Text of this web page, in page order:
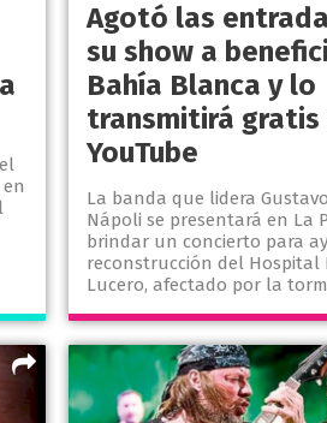
Agotó las
su show a
Bahía Blanca y lo
transmitirá gratis
YouTube
La banda que lidera
Nápoli se presentará en La
brindar un concierto para
reconstrucción del Hospital
Lucero, afectado por la